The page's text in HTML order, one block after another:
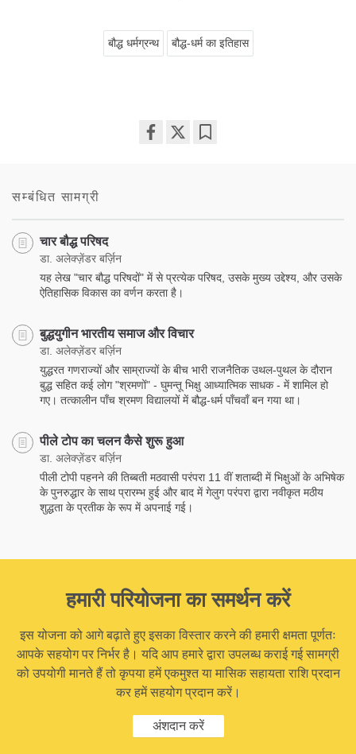
बौद्ध धर्मग्रन्थ बौद्ध-धर्म का इतिहास
सम्बंधित सामग्री
चार बौद्ध परिषद
डा. अलेक्ज़ेंडर बर्ज़िन
यह लेख "चार बौद्ध परिषदों" में से प्रत्येक परिषद, उसके मुख्य उद्देश्य, और उसके
ऐतिहासिक विकास का वर्णन करता है।
बुद्धयुगीन भारतीय समाज और विचार
डा. अलेक्ज़ेंडर बर्ज़िन
युद्धरत गणराज्यों और साम्राज्यों के बीच भारी राजनैतिक उथल-पुथल के दौरान
बुद्ध सहित कई लोग "श्रमणों" - घुमन्तू भिक्षु आध्यात्मिक साधक - में शामिल हो
गए। तत्कालीन पाँच श्रमण विद्यालयों में बौद्ध-धर्म पाँचवाँ बन गया था।
पीले टोप का चलन कैसे शुरू हुआ
डा. अलेक्ज़ेंडर बर्ज़िन
पीली टोपी पहनने की तिब्बती मठवासी परंपरा 11 वीं शताब्दी में भिक्षुओं के अभिषेक
के पुनरुद्धार के साथ प्रारम्भ हुई और बाद में गेलुग परंपरा द्वारा नवीकृत मठीय
शुद्धता के प्रतीक के रूप में अपनाई गई।
हमारी परियोजना का समर्थन करें
इस योजना को आगे बढ़ाते हुए इसका विस्तार करने की हमारी क्षमता पूर्णतः
आपके सहयोग पर निर्भर है। यदि आप हमारे द्वारा उपलब्ध कराई गई सामग्री
को उपयोगी मानते हैं तो कृपया हमें एकमुश्त या मासिक सहायता राशि प्रदान
कर हमें सहयोग प्रदान करें।
अंशदान करें